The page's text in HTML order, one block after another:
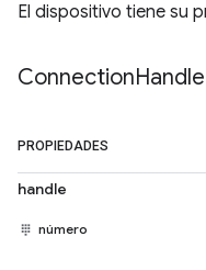
El dispositivo tiene su
ConnectionHandle
PROPIEDADES
handle
número